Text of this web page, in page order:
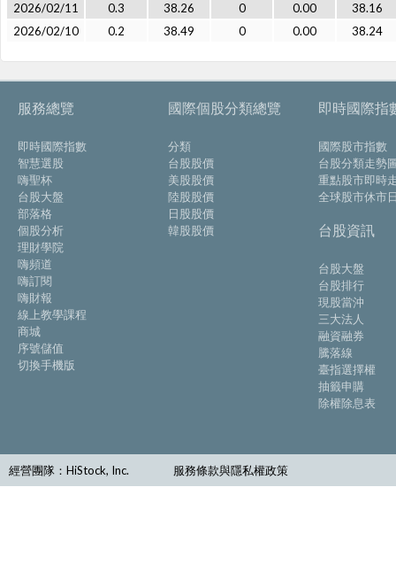
2026/02/11
0.3 38.26 0 0.00
38.16
2026/02/10
0.2 38.49 0 0.00 38.24
服務總覽
即時國際指數
智慧選股
嗨聖杯
台股大盤
部落格
個股分析
理財學院
嗨頻道
嗨訂閱
嗨財報
線上教學課程
商城
序號儲值
切換手機版
國際個股分類總覽
分類
台股股價
美股股價
陸股股價
日股股價
韓股股價
即時國際指
國際股市指數
台股分類走勢
重點股市即時
全球股市休市
台股資訊
台股大盤
台股排行
現股當沖
三大法人
融資融券
騰落線
臺指選擇權
抽籤申購
除權除息表
經營團隊：HiStock, Inc. 服務條款與隱私權政策